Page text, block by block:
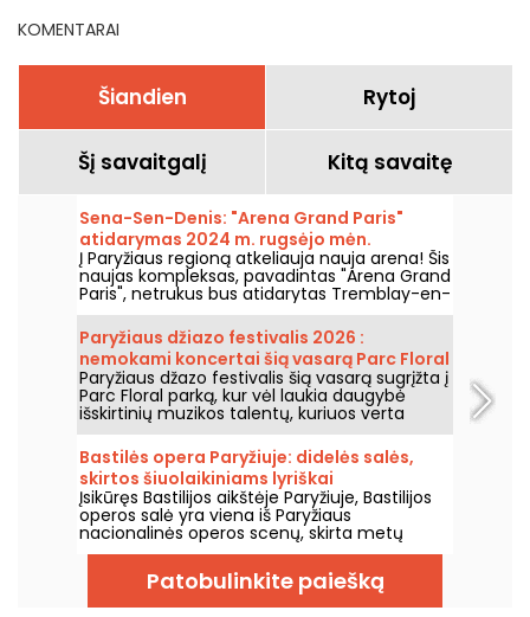
KOMENTARAI
Šiandien Rytoj
Šį savaitgalį Kitą savaitę
Sena-Sen-Denis: "Arena Grand Paris"
atidarymas 2024 m. rugsėjo mėn.
Į Paryžiaus regioną atkeliauja nauja arena! Šis
naujas kompleksas, pavadintas "Arena Grand
Paris", netrukus bus atidarytas Tremblay-en-
France, Seine-Saint-Denis, ir turės dvi 7000 ir
2000 vietų sales. Mes jums viską apie tai
papasakosime.
Paryžiaus džiazo festivalis 2026 :
nemokami koncertai šią vasarą Parc Floral
grįžta, programa
Paryžiaus džazo festivalis šią vasarą sugrįžta į
Parc Floral parką, kur vėl laukia daugybė
išskirtinių muzikos talentų, kuriuos verta
pamatyti ir išgirsti įspūdingo kaimo ramybės
fone. Štai nemokamų koncertų programa,
kurią kviečiame atrasti nuo 2026 m. birželio
24 d. iki 2026 m. rugsėjo 6 d.
Bastilės opera Paryžiuje: didelės salės,
skirtos šiuolaikiniams lyriškai
spektakliams
Įsikūręs Bastilijos aikštėje Paryžiuje, Bastilijos
operos salė yra viena iš Paryžiaus
nacionalinės operos scenų, skirta metų
bėgyje rengti operas ir baletus. Atidaryta
1989 metais, ši šiuolaikinė architektūros
erdvė pritraukia plačią auditoriją ir tampa
svarbiu tašku, kur sužinoti apie šalies lyriškus
Patobulinkite paiešką